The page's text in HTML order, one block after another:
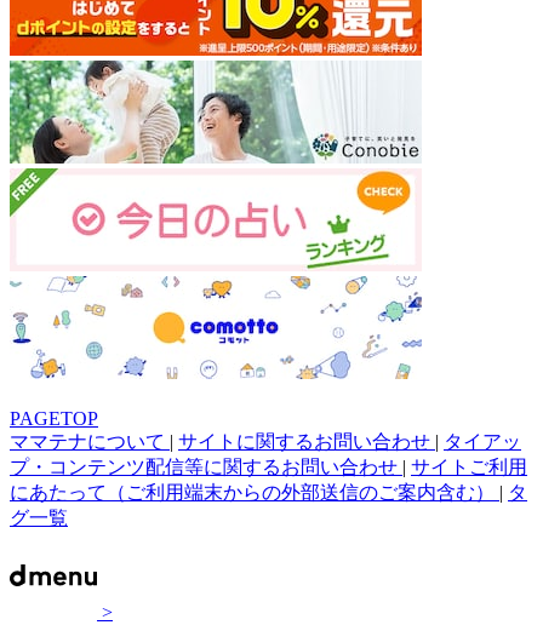
PAGETOP
ママテナについて | サイトに関するお問い合わせ | タイアッ
プ・コンテンツ配信等に関するお問い合わせ | サイトご利用
にあたって（ご利用端末からの外部送信のご案内含む） | タ
グ一覧
>